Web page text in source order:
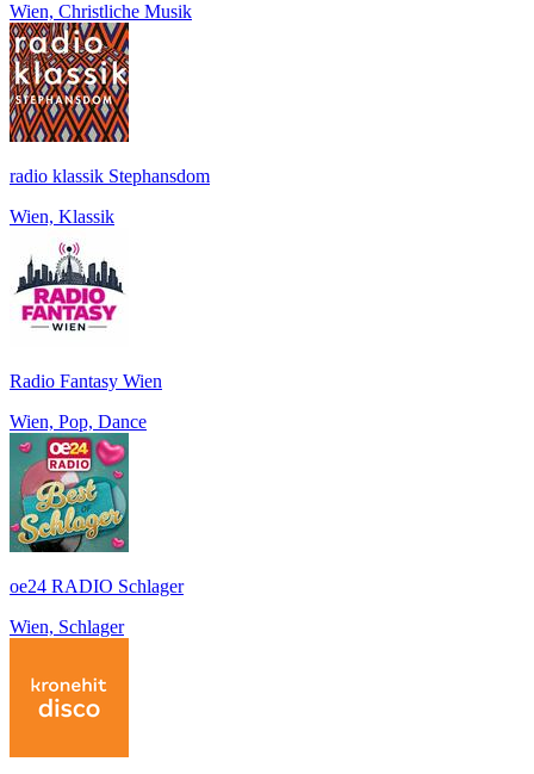
Wien, Christliche Musik
radio klassik Stephansdom
Wien, Klassik
Radio Fantasy Wien
Wien, Pop, Dance
oe24 RADIO Schlager
Wien, Schlager